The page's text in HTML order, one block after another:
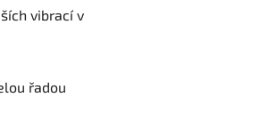
vibrací v
řadou